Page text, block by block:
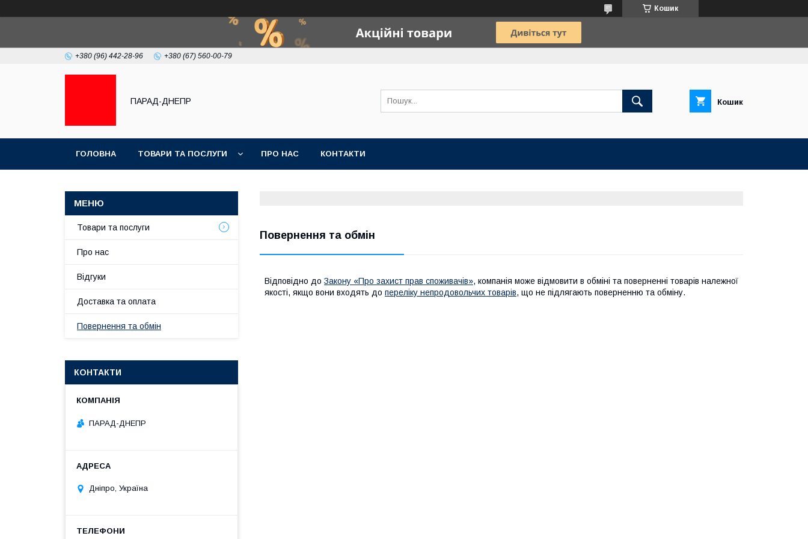
Кошик
+380 (96) 442-28-96 +380 (67) 560-00-79
ПАРАД-ДНЕПР Кошик
ГОЛОВНА ТОВАРИ ТА ПОСЛУГИ ПРО НАС КОНТАКТИ
Повернення та обмін
Відповідно до Закону «Про захист прав споживачів», компанія може відмовити в обміні та поверненні товарів належної
якості, якщо вони входять до переліку непродовольчих товарів, що не підлягають поверненню та обміну.
Товари та послуги
Про нас
Відгуки
Доставка та оплата
Повернення та обмін
КОНТАКТИ
ПАРАД-ДНЕПР
Дніпро, Україна